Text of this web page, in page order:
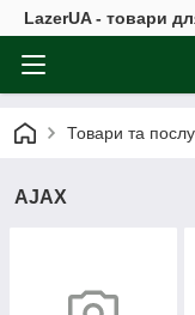
LazerUA - товари
Товари та
AJAX